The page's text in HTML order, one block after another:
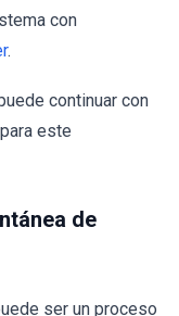
con
.
continuar con
este
de
ser un proceso